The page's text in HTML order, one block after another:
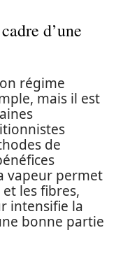
d’une
régime
mais il est
de
vapeur permet
les fibres,
intensifie la
bonne partie